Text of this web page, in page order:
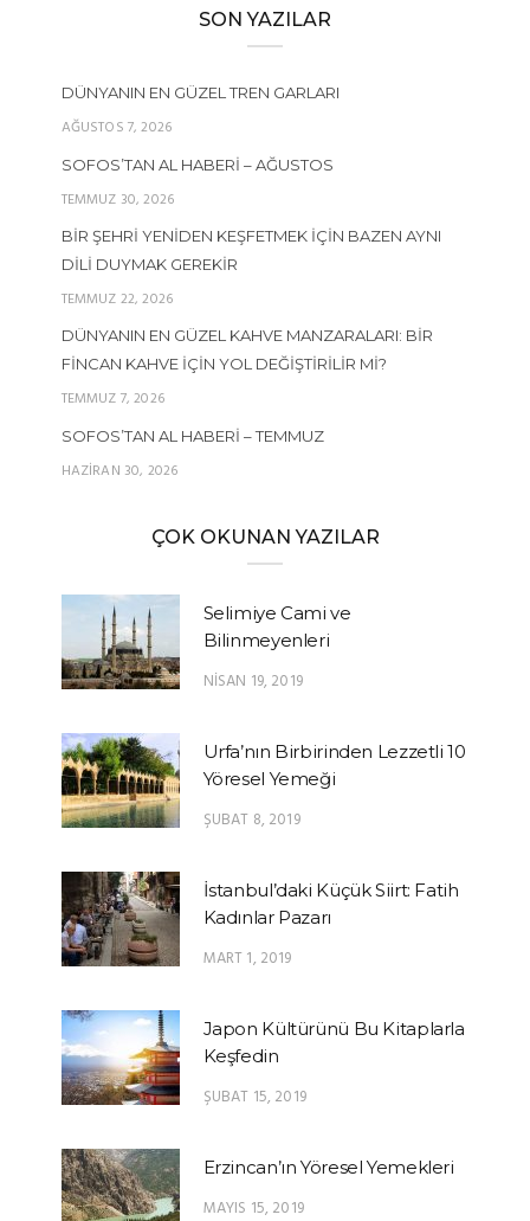
SON YAZILAR
DÜNYANIN EN GÜZEL TREN GARLARI
AĞUSTOS 7, 2026
SOFOS’TAN AL HABERI – AĞUSTOS
TEMMUZ 30, 2026
BIR ŞEHRI YENIDEN KEŞFETMEK İÇIN BAZEN AYNI
DILI DUYMAK GEREKIR
TEMMUZ 22, 2026
DÜNYANIN EN GÜZEL KAHVE MANZARALARI: BIR
FINCAN KAHVE İÇIN YOL DEĞIŞTIRILIR MI?
TEMMUZ 7, 2026
SOFOS’TAN AL HABERI – TEMMUZ
HAZIRAN 30, 2026
ÇOK OKUNAN YAZILAR
Selimiye Cami ve
Bilinmeyenleri
NISAN 19, 2019
Urfa’nın Birbirinden Lezzetli 10
Yöresel Yemeği
ŞUBAT 8, 2019
İstanbul’daki Küçük Siirt: Fatih
Kadınlar Pazarı
MART 1, 2019
Japon Kültürünü Bu Kitaplarla
Keşfedin
ŞUBAT 15, 2019
Erzincan’ın Yöresel Yemekleri
MAYIS 15, 2019